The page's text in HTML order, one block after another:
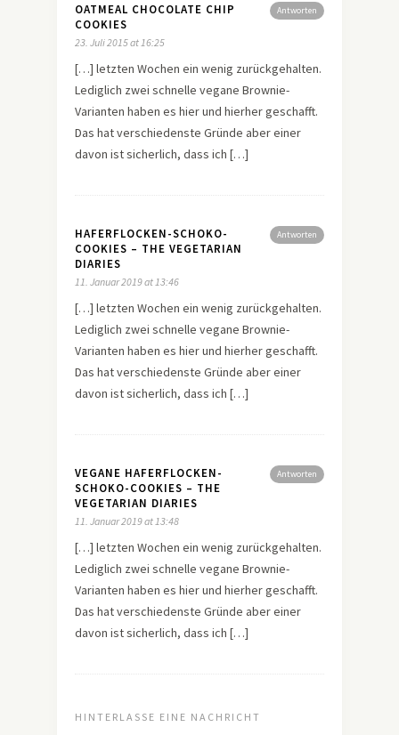
Antworten
OATMEAL CHOCOLATE CHIP
COOKIES
23. Juli 2015 at 16:25
[…] letzten Wochen ein wenig zurückgehalten.
Lediglich zwei schnelle vegane Brownie-
Varianten haben es hier und hierher geschafft.
Das hat verschiedenste Gründe aber einer
davon ist sicherlich, dass ich […]
Antworten
HAFERFLOCKEN-SCHOKO-
COOKIES – THE VEGETARIAN
DIARIES
11. Januar 2019 at 13:46
[…] letzten Wochen ein wenig zurückgehalten.
Lediglich zwei schnelle vegane Brownie-
Varianten haben es hier und hierher geschafft.
Das hat verschiedenste Gründe aber einer
davon ist sicherlich, dass ich […]
Antworten
VEGANE HAFERFLOCKEN-
SCHOKO-COOKIES – THE
VEGETARIAN DIARIES
11. Januar 2019 at 13:48
[…] letzten Wochen ein wenig zurückgehalten.
Lediglich zwei schnelle vegane Brownie-
Varianten haben es hier und hierher geschafft.
Das hat verschiedenste Gründe aber einer
davon ist sicherlich, dass ich […]
HINTERLASSE EINE NACHRICHT